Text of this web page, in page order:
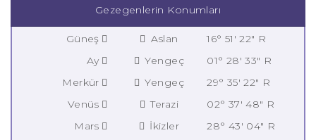
Gezegenlerin Konumları
Güneş Aslan
16° 51' 22" R
Ay
Yengeç
01° 28' 33" R
Merkür
Yengeç
29° 35' 22" R
Venüs
Terazi
02° 37' 48" R
Mars
İkizler
28° 43' 04" R